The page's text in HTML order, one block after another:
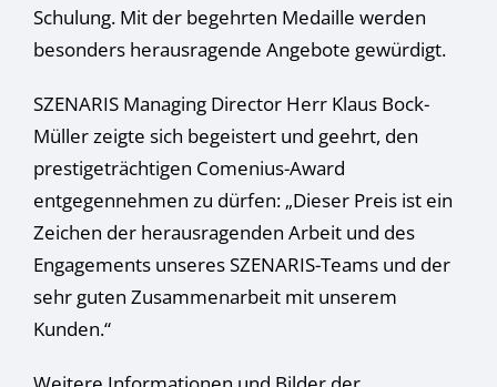
Schulung. Mit der begehrten Medaille werden
besonders herausragende Angebote gewürdigt.
SZENARIS Managing Director Herr Klaus Bock-
Müller zeigte sich begeistert und geehrt, den
prestigeträchtigen Comenius-Award
entgegennehmen zu dürfen: „Dieser Preis ist ein
Zeichen der herausragenden Arbeit und des
Engagements unseres SZENARIS-Teams und der
sehr guten Zusammenarbeit mit unserem
Kunden.“